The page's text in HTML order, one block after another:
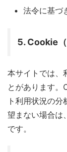
法令に基づ
5. Cookie
本サイトでは、
とがあります。
ト利用状況の
望まない場合は
です。